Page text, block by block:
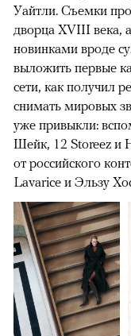
Уайтли. Cъемки
дворца XVIII века,
новинками вроде
выложить первые
сети, как получил
снимать мировых
уже привыкли:
Шейк, 12 Storeez и
от российского
Lavarice и Эльзу